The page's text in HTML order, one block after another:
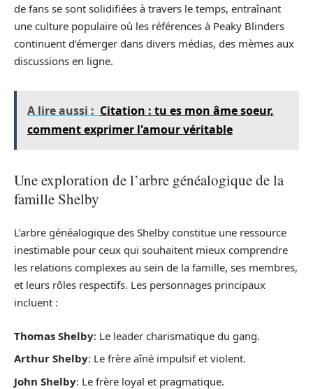
de fans se sont solidifiées à travers le temps, entraînant
une culture populaire où les références à Peaky Blinders
continuent d’émerger dans divers médias, des mèmes aux
discussions en ligne.
A lire aussi : Citation : tu es mon âme soeur,
comment exprimer l'amour véritable
Une exploration de l’arbre généalogique de la
famille Shelby
L’arbre généalogique des Shelby constitue une ressource
inestimable pour ceux qui souhaitent mieux comprendre
les relations complexes au sein de la famille, ses membres,
et leurs rôles respectifs. Les personnages principaux
incluent :
Thomas Shelby: Le leader charismatique du gang.
Arthur Shelby: Le frère aîné impulsif et violent.
John Shelby: Le frère loyal et pragmatique.